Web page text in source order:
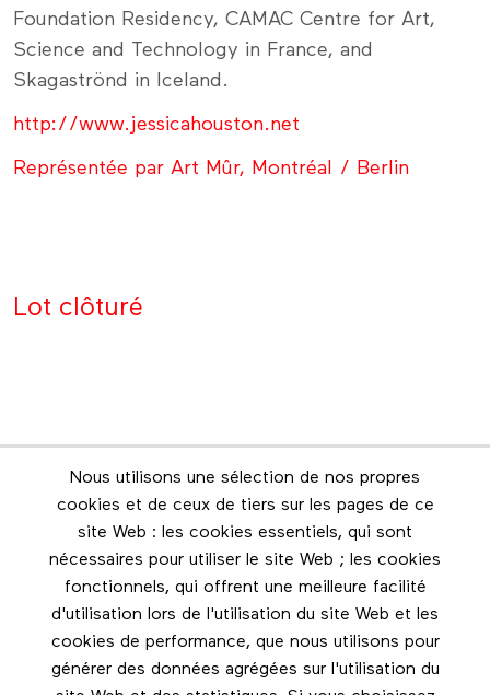
Foundation Residency, CAMAC Centre for Art,
Science and Technology in France, and
Skagaströnd in Iceland.
http://www.jessicahouston.net
Représentée par Art Mûr, Montréal / Berlin
Lot clôturé
Nous utilisons une sélection de nos propres
cookies et de ceux de tiers sur les pages de ce
site Web : les cookies essentiels, qui sont
nécessaires pour utiliser le site Web ; les cookies
fonctionnels, qui offrent une meilleure facilité
d'utilisation lors de l'utilisation du site Web et les
cookies de performance, que nous utilisons pour
générer des données agrégées sur l'utilisation du
Infolettre
Restez en contact grâce à l'infolettre
Footer menu
Les éditions Esse
Instagram